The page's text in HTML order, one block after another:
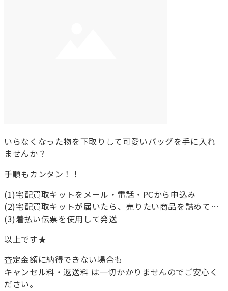
いらなくなった物を下取りして可愛いバッグを手に入れ
ませんか？
手順もカンタン！！
(1)宅配買取キットをメール・電話・PCから申込み
(2)宅配買取キットが届いたら、売りたい商品を詰めて…
(3)着払い伝票を使用して発送
以上です★
査定金額に納得できない場合も
キャンセル料・返送料 は一切かかりませんのでご安心く
ださい。